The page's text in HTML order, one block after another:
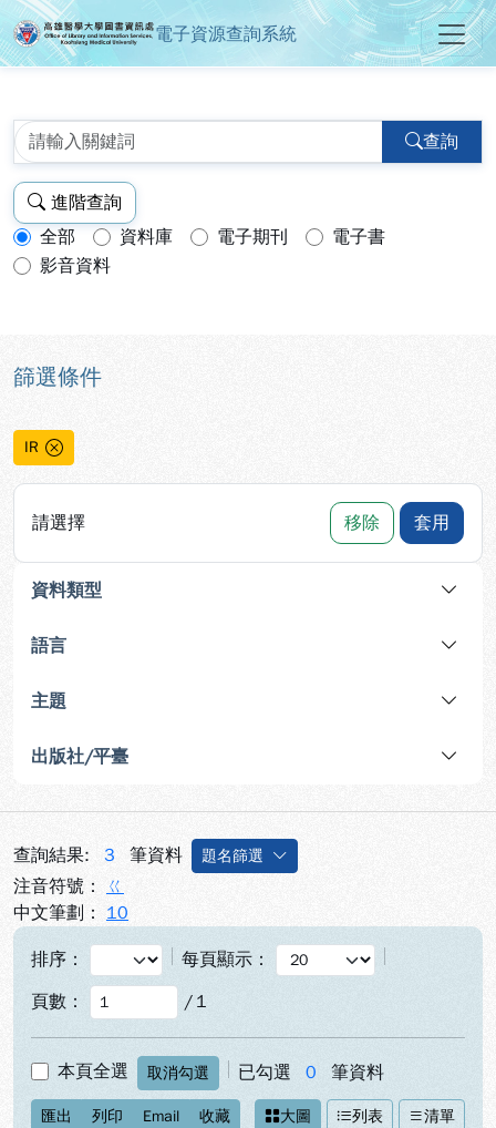
高雄醫學大學圖書資訊處電子資
電子資源查詢系統
查詢
進階查詢
查詢模式：
全部 資料庫 電子期刊
電子書
影音資料
篩選條件
IR
請選擇 移除 套用
資料類型
語言
主題
出版社/平臺
查詢結果: 3 筆資料 題名篩選
注音符號：
ㄍ
中文筆劃： 10
排序：
每頁顯示：
頁數：
/ 1
本頁全選 取消勾選 已勾選 0 筆資料
匯出 列印 Email 收藏 大圖 列表 清單